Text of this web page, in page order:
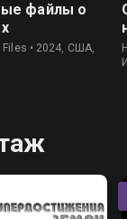
файлы о
Files • 2024, США,